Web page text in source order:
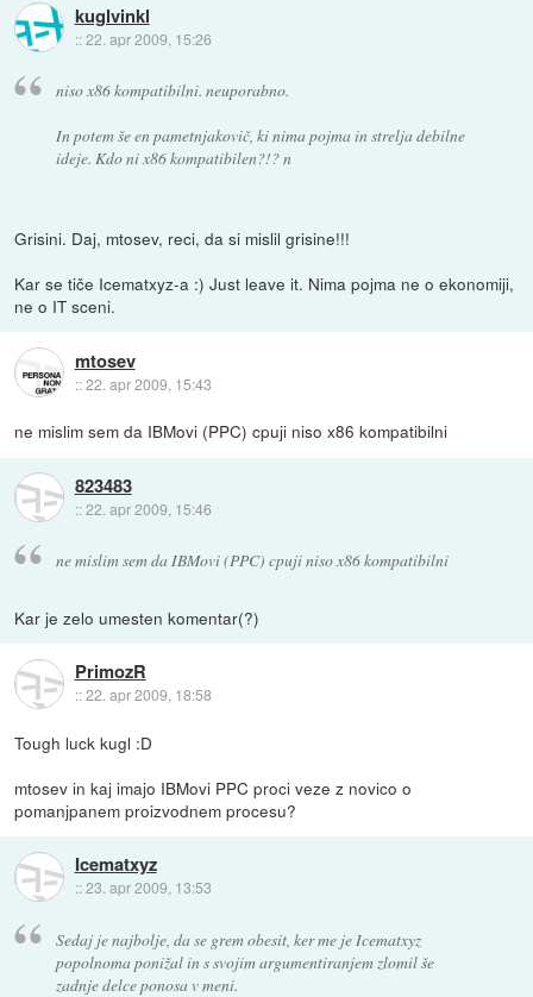
kuglvinkl
::22. apr 2009, 15:26
niso x86 kompatibilni. neuporabno.
In potem še en pametnjakovič, ki nima pojma in strelja debilne
ideje. Kdo ni x86 kompatibilen?!? n
Grisini. Daj, mtosev, reci, da si mislil grisine!!!
Kar se tiče Icematxyz-a :) Just leave it. Nima pojma ne o ekonomiji,
ne o IT sceni.
mtosev
::22. apr 2009, 15:43
ne mislim sem da IBMovi (PPC) cpuji niso x86 kompatibilni
823483
::22. apr 2009, 15:46
ne mislim sem da IBMovi (PPC) cpuji niso x86 kompatibilni
Kar je zelo umesten komentar(?)
PrimozR
::22. apr 2009, 18:58
Tough luck kugl :D
mtosev in kaj imajo IBMovi PPC proci veze z novico o
pomanjpanem proizvodnem procesu?
Icematxyz
::23. apr 2009, 13:53
Sedaj je najbolje, da se grem obesit, ker me je Icematxyz
popolnoma ponižal in s svojim argumentiranjem zlomil še
zadnje delce ponosa v meni.